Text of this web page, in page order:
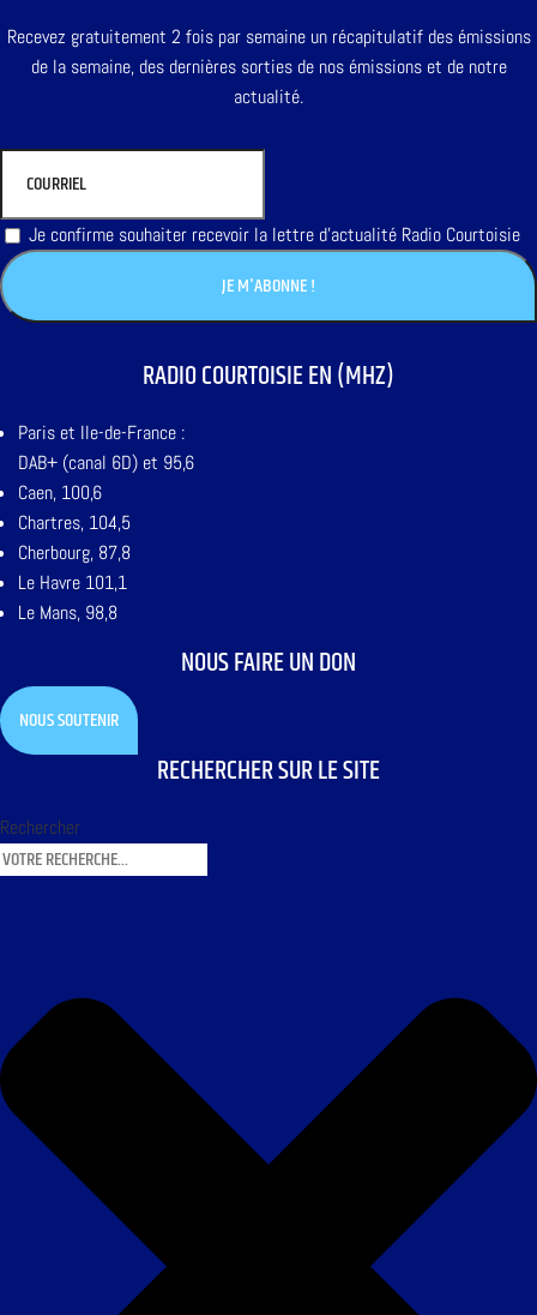
Recevez gratuitement 2 fois par semaine un récapitulatif des émissions
de la semaine, des dernières sorties de nos émissions et de notre
actualité.
Je confirme souhaiter recevoir la lettre d'actualité Radio Courtoisie
RADIO COURTOISIE EN (MHZ)
Paris et Ile-de-France :
DAB+ (canal 6D) et 95,6
Caen, 100,6
Chartres, 104,5
Cherbourg, 87,8
Le Havre 101,1
Le Mans, 98,8
NOUS FAIRE UN DON
NOUS SOUTENIR
RECHERCHER SUR LE SITE
Rechercher